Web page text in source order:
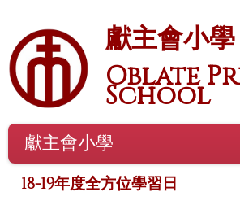
獻主會小學
Oblate
School
獻主會小學
18-19年度全方位學習日